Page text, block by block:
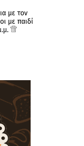
με τον
με παιδί